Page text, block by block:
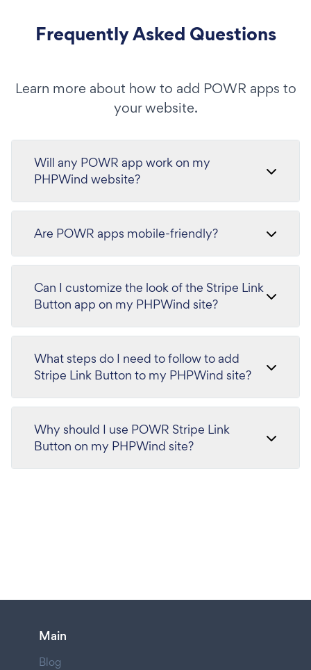
Frequently Asked Questions
Learn more about how to add POWR apps to
your website.
Will any POWR app work on my
PHPWind website?
Are POWR apps mobile-friendly?
Can I customize the look of the Stripe Link
Button app on my PHPWind site?
What steps do I need to follow to add
Stripe Link Button to my PHPWind site?
Why should I use POWR Stripe Link
Button on my PHPWind site?
Main
Blog